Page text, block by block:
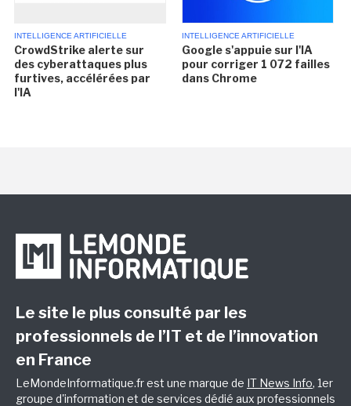
INTELLIGENCE ARTIFICIELLE
CrowdStrike alerte sur
des cyberattaques plus
furtives, accélérées par
l'IA
INTELLIGENCE ARTIFICIELLE
Google s'appuie sur l'IA
pour corriger 1 072 failles
dans Chrome
Le site le plus consulté par les
professionnels de l’IT et de l’innovation
en France
LeMondeInformatique.fr est une marque de IT News Info, 1er
groupe d'information et de services dédié aux professionnels